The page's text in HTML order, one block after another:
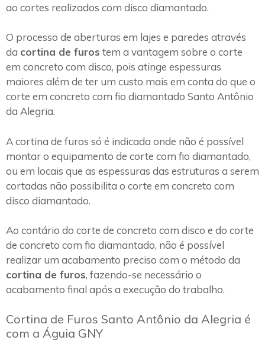
ao cortes realizados com disco diamantado.
O processo de aberturas em lajes e paredes através
da cortina de furos tem a vantagem sobre o corte
em concreto com disco, pois atinge espessuras
maiores além de ter um custo mais em conta do que o
corte em concreto com fio diamantado Santo Antônio
da Alegria.
A cortina de furos só é indicada onde não é possível
montar o equipamento de corte com fio diamantado,
ou em locais que as espessuras das estruturas a serem
cortadas não possibilita o corte em concreto com
disco diamantado.
Ao contário do corte de concreto com disco e do corte
de concreto com fio diamantado, não é possível
realizar um acabamento preciso com o método da
cortina de furos, fazendo-se necessário o
acabamento final após a execução do trabalho.
Cortina de Furos Santo Antônio da Alegria é
com a Águia GNY